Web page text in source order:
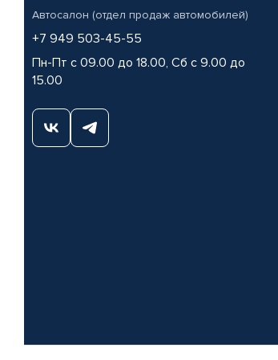
Автосалон (отдел продаж автомобилей)
+7 949 503-45-55
Пн-Пт с 09.00 до 18.00, Сб с 9.00 до
15.00